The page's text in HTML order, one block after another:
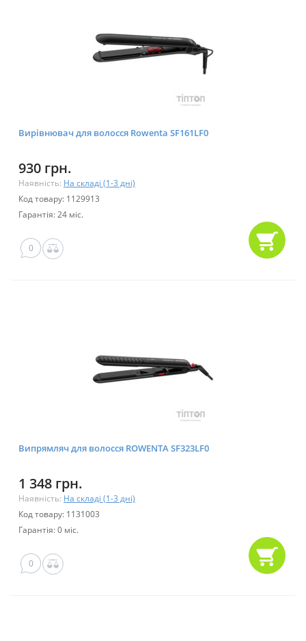
Вирівнювач для волосся Rowenta SF161LF0
930 грн.
Наявність: На складі (1-3 дні)
Код товару: 1129913
Гарантія: 24 міс.
0
Випрямляч для волосся ROWENTA SF323LF0
1 348 грн.
Наявність: На складі (1-3 дні)
Код товару: 1131003
Гарантія: 0 міс.
0